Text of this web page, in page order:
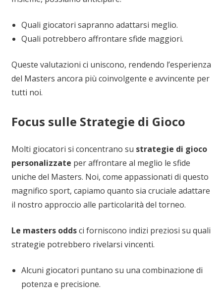
Quali giocatori sapranno adattarsi meglio.
Quali potrebbero affrontare sfide maggiori.
Queste valutazioni ci uniscono, rendendo l’esperienza
del Masters ancora più coinvolgente e avvincente per
tutti noi.
Focus sulle Strategie di Gioco
Molti giocatori si concentrano su strategie di gioco
personalizzate per affrontare al meglio le sfide
uniche del Masters. Noi, come appassionati di questo
magnifico sport, capiamo quanto sia cruciale adattare
il nostro approccio alle particolarità del torneo.
Le masters oddsci forniscono indizi preziosi su quali
strategie potrebbero rivelarsi vincenti.
Alcuni giocatori puntano su una combinazione di
potenza e precisione.